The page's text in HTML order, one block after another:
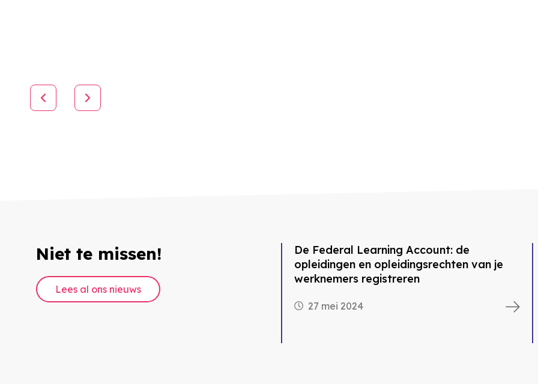
Niet te missen!
Lees al ons nieuws
De Federal Learning Account: de
opleidingen en opleidingsrechten van je
werknemers registreren
27 mei 2024
EHBO op de werkvloer, wat is verplicht?
27 mei 2024